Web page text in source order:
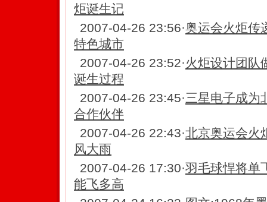
炬诞生记
2007-04-26 23:56·奥运会火炬传
特色城市
2007-04-26 23:52·火炬设计团队
诞生过程
2007-04-26 23:45·三星电子成为
合作伙伴
2007-04-26 22:43·北京奥运会火
风大雨
2007-04-26 17:30·羽毛球悍将单
能飞多高